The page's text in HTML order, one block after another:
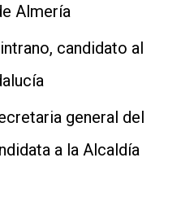
Almería
candidato al
general del
a la Alcaldía